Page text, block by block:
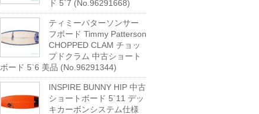
ド 5`7 (No.96291668)
ティミーパターソンサー
フボード Timmy Patterson
CHOPPED CLAM チョッ
プドクラム 中古ショート
ボード 5`6 美品 (No.96291344)
INSPIRE BUNNY HIP 中古
ショートボード 5`11 デッ
キカーボンシステム仕様